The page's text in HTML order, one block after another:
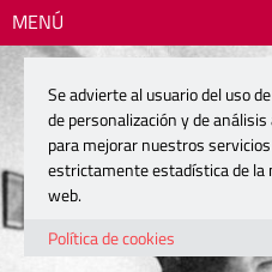
MENÚ
Se advierte al usuario del uso
de personalización y de
para mejorar nuestros
estrictamente estadística de
web.
Política de cookies